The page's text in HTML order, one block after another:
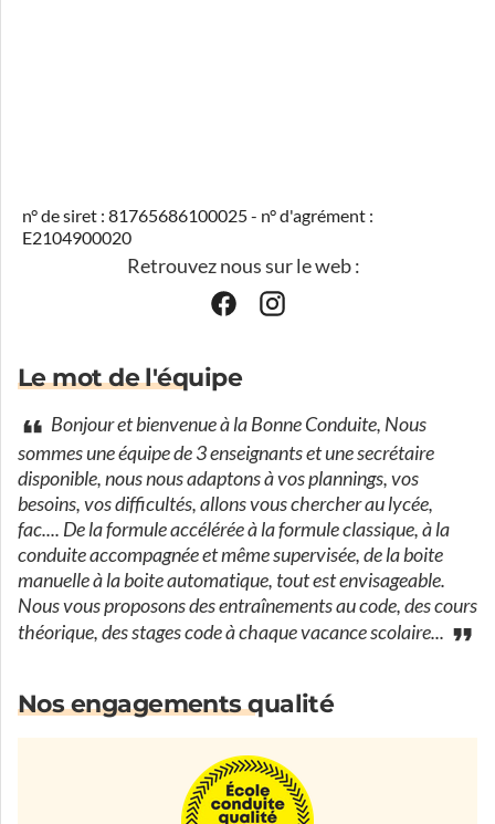
n° de siret : 81765686100025 - n° d'agrément :
E2104900020
Retrouvez nous sur le web :
Le mot de l'équipe
Bonjour et bienvenue à la Bonne Conduite, Nous
sommes une équipe de 3 enseignants et une secrétaire
disponible, nous nous adaptons à vos plannings, vos
besoins, vos difficultés, allons vous chercher au lycée,
fac.... De la formule accélérée à la formule classique, à la
conduite accompagnée et même supervisée, de la boite
manuelle à la boite automatique, tout est envisageable.
Nous vous proposons des entraînements au code, des cours
théorique, des stages code à chaque vacance scolaire...
Nos engagements qualité